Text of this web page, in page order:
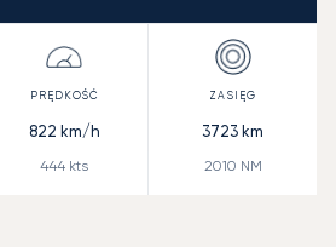
822 km/h
444 kts
3723 km
2010 NM